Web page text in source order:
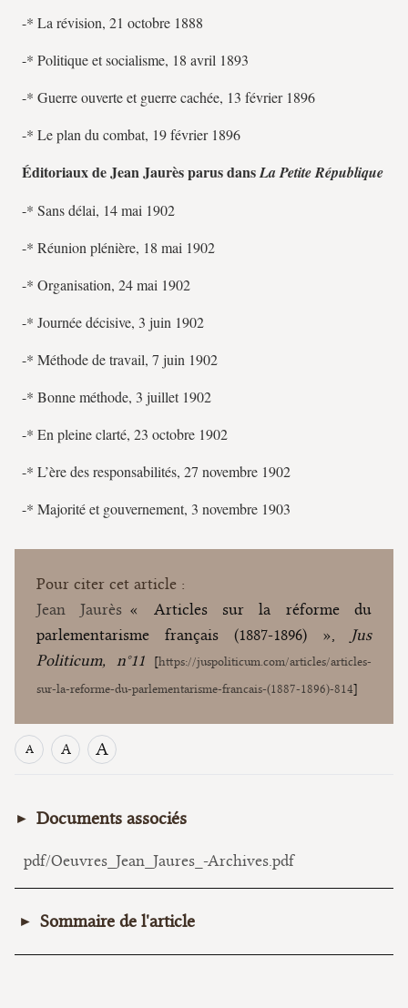
A A A
Documents associés
pdf/Oeuvres_Jean_Jaures_-Archives.pdf
Sommaire de l'article
-* La révision, 21 octobre 1888
-* Politique et socialisme, 18 avril 1893
-* Guerre ouverte et guerre cachée, 13 février 1896
-* Le plan du combat, 19 février 1896
Éditoriaux de Jean Jaurès parus dansLa Petite République
-* Sans délai, 14 mai 1902
-* Réunion plénière, 18 mai 1902
-* Organisation, 24 mai 1902
-* Journée décisive, 3 juin 1902
-* Méthode de travail, 7 juin 1902
-* Bonne méthode, 3 juillet 1902
-* En pleine clarté, 23 octobre 1902
-* L’ère des responsabilités, 27 novembre 1902
-* Majorité et gouvernement, 3 novembre 1903
Pour citer cet article :
Jean Jaurès « Articles sur la réforme du
parlementarisme français (1887-1896) », Jus
Politicum, n°11[https://juspoliticum.com/articles/articles-
sur-la-reforme-du-parlementarisme-francais-(1887-1896)-814]